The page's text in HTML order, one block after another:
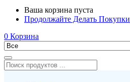
Ваша корзина пуста
Продолжайте Делать Покупки
0 Корзина